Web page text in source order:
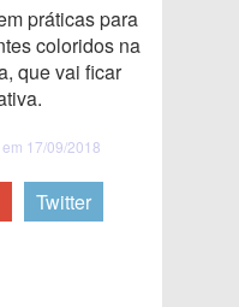
práticas para
coloridos na
que vai ficar
17/09/2018
Twitter